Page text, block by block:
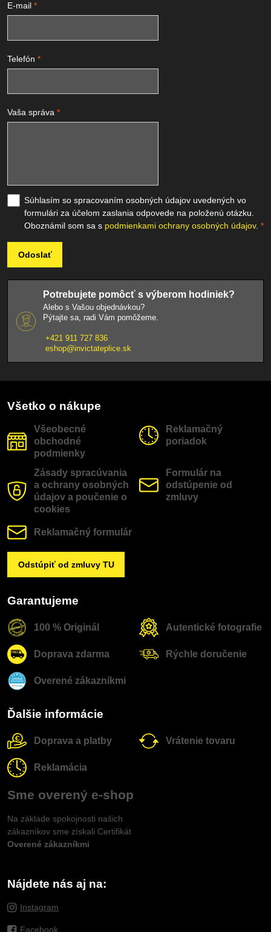
E-mail *
Telefón *
Vaša správa *
Súhlasím so spracovaním osobných údajov uvedených vo
formulári za účelom zaslania odpovede na položenú otázku.
Oboznámil som sa s podmienkami ochrany osobných údajov. *
Odoslať
Potrebujete pomôcť s výberom hodiniek?
Alebo s Vašou objednávkou?
Pýtajte sa, radi Vám pomôžeme.
+421 911 727 836
eshop@invictateplice.sk
Všetko o nákupe
Všeobecné
obchodné
podmienky
Reklamačný
poriadok
Zásady spracúvania
a ochrany osobných
údajov a poučenie o
cookies
Formulár na
odstúpenie od
zmluvy
Reklamačný formulár
Odstúpiť od zmluvy TU
Garantujeme
100 % Originál Autentické fotografie
Doprava zdarma Rýchle doručenie
Overené zákazníkmi
Ďalšie informácie
Doprava a platby Vrátenie tovaru
Reklamácia
Sme overený e-shop
Na základe spokojnosti našich
zákazníkov sme získali Certifikát
Overené zákazníkmi
Nájdete nás aj na:
Instagram
Facebook